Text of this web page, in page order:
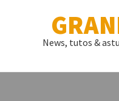
News, tutos &